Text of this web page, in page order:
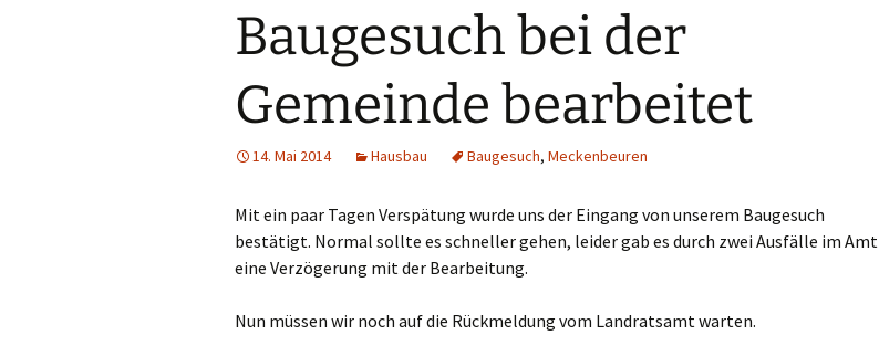
Baugesuch bei der
Gemeinde bearbeitet
14. Mai 2014 Hausbau Baugesuch, Meckenbeuren
Mit ein paar Tagen Verspätung wurde uns der Eingang von unserem Baugesuch
bestätigt. Normal sollte es schneller gehen, leider gab es durch zwei Ausfälle im Amt
eine Verzögerung mit der Bearbeitung.
Nun müssen wir noch auf die Rückmeldung vom Landratsamt warten.